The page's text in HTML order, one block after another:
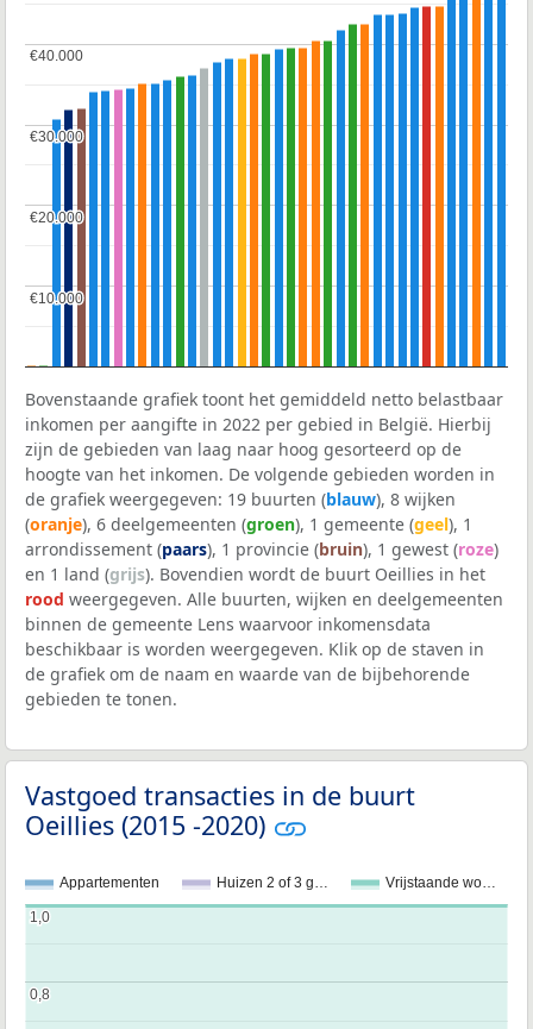
€10.000
€10.000
€20.000
€20.000
€30.000
€30.000
€40.000
€40.000
Bovenstaande grafiek toont het gemiddeld netto belastbaar
inkomen per aangifte in 2022 per gebied in België. Hierbij
zijn de gebieden van laag naar hoog gesorteerd op de
hoogte van het inkomen. De volgende gebieden worden in
de grafiek weergegeven: 19 buurten (blauw), 8 wijken
(oranje), 6 deelgemeenten (groen), 1 gemeente (geel), 1
arrondissement (paars), 1 provincie (bruin), 1 gewest (roze)
en 1 land (grijs). Bovendien wordt de buurt Oeillies in het
rood weergegeven. Alle buurten, wijken en deelgemeenten
binnen de gemeente Lens waarvoor inkomensdata
beschikbaar is worden weergegeven. Klik op de staven in
de grafiek om de naam en waarde van de bijbehorende
gebieden te tonen.
Vastgoed transacties in de buurt
Oeillies (2015 -2020)
Appartementen Huizen 2 of 3 g… Vrijstaande wo…
0,8
0,8
1,0
1,0